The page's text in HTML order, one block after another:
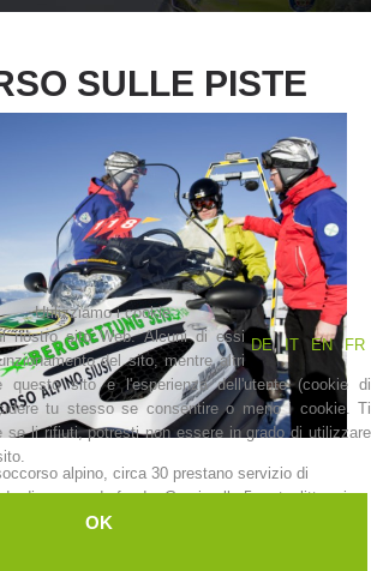
SULLE PISTE
alpino, circa 30 prestano servizio di
discesa e da fondo. Grazie alle 5 motoslitte e i
chiamati anche quad) presenti sul territorio
Utilizziamo i cookie
DE
IT EN FR
nostro sito Web. Alcuni di essi
del sito, mentre altri
questo sito e l'esperienza dell'utente (cookie di
tu stesso se consentire o meno i cookie. Ti
se li rifiuti, potresti non essere in grado di utilizzare
OK